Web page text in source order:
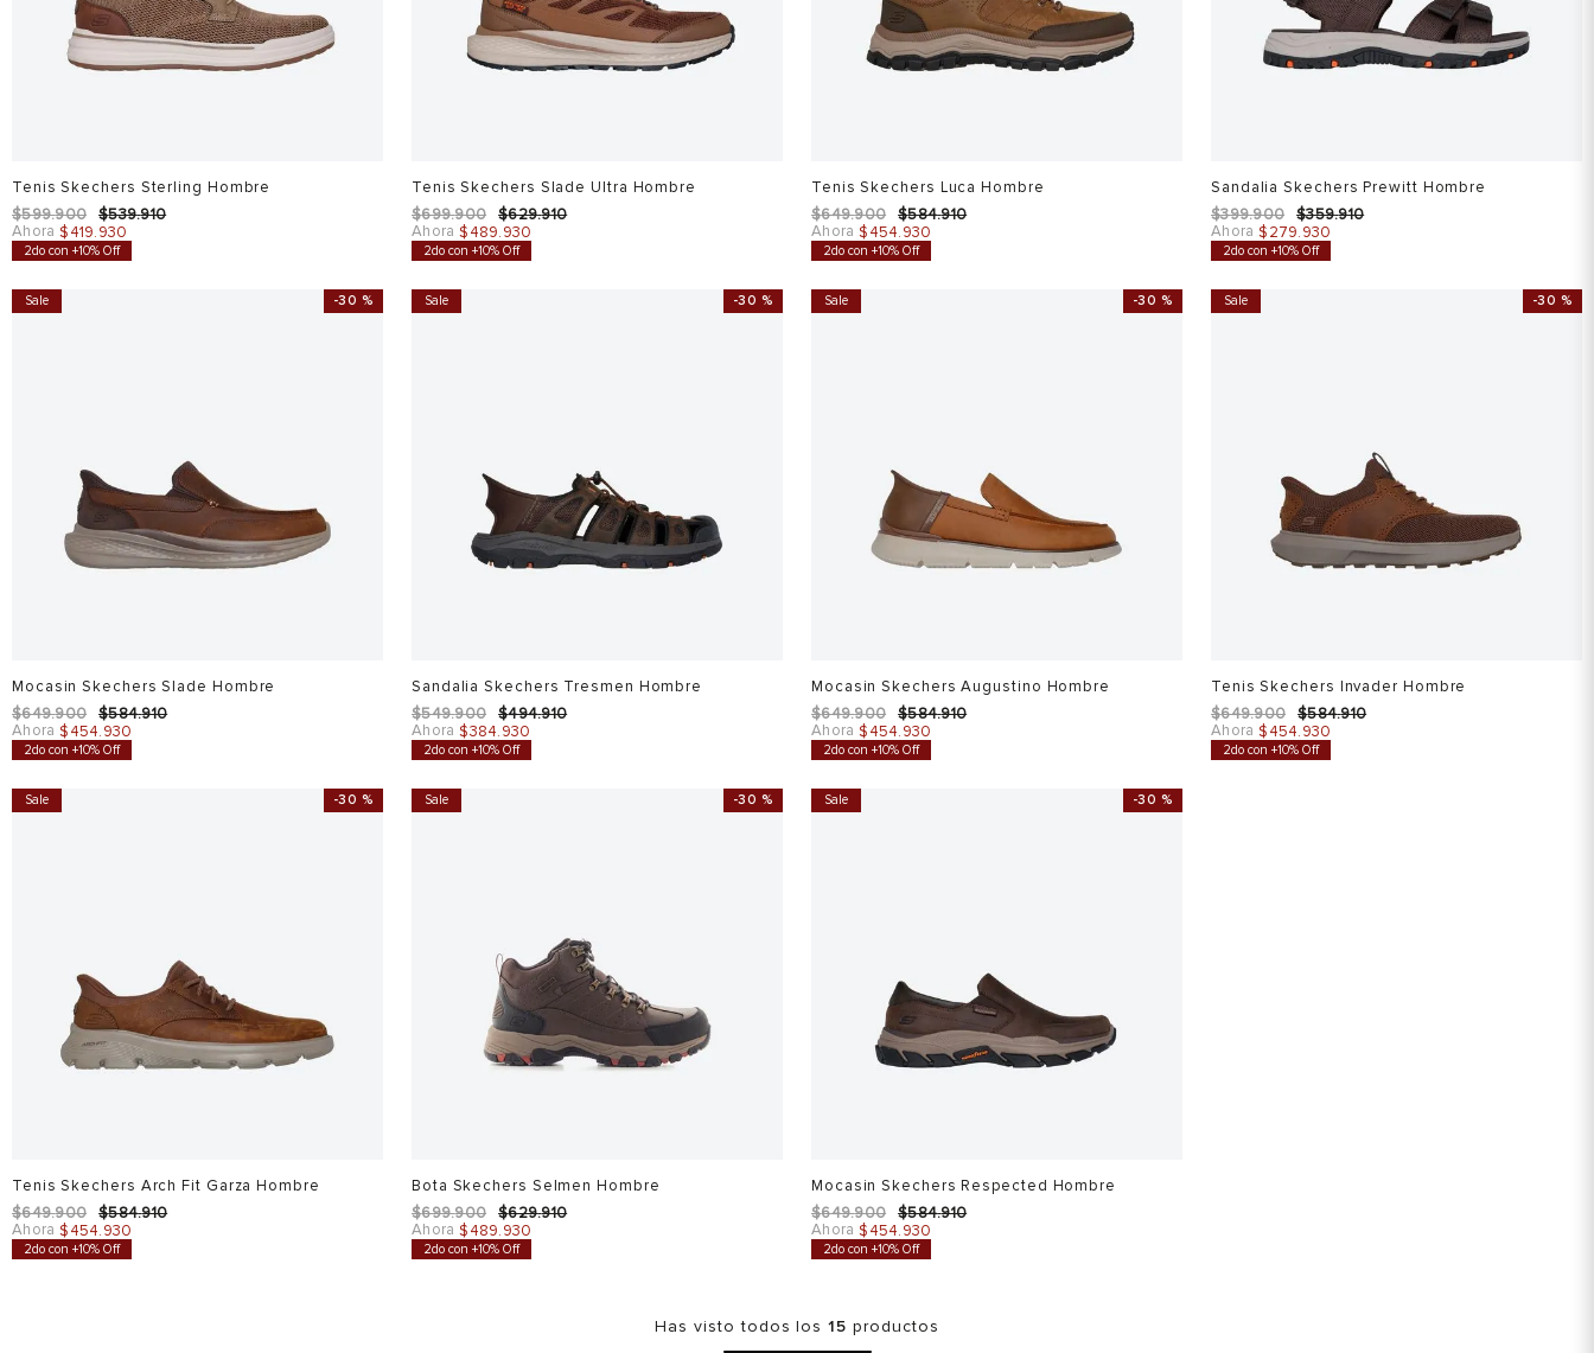
Tenis Skechers Sterling Hombre
$599.900 $539.910
Ahora $419.930
2do con +10% Off
Tenis Skechers Slade Ultra Hombre
$699.900 $629.910
Ahora $489.930
2do con +10% Off
Tenis Skechers Luca Hombre
$649.900 $584.910
Ahora $454.930
2do con +10% Off
Sandalia Skechers Prewitt Hombre
$399.900 $359.910
Ahora $279.930
2do con +10% Off
Sale -30 %
Mocasin Skechers Slade Hombre
$649.900 $584.910
Ahora $454.930
2do con +10% Off
Sale -30 %
Sandalia Skechers Tresmen Hombre
$549.900 $494.910
Ahora $384.930
2do con +10% Off
Sale -30 %
Mocasin Skechers Augustino Hombre
$649.900 $584.910
Ahora $454.930
2do con +10% Off
Sale -30 %
Tenis Skechers Invader Hombre
$649.900 $584.910
Ahora $454.930
2do con +10% Off
Sale -30 %
Tenis Skechers Arch Fit Garza Hombre
$649.900 $584.910
Ahora $454.930
2do con +10% Off
Sale -30 %
Bota Skechers Selmen Hombre
$699.900 $629.910
Ahora $489.930
2do con +10% Off
Sale -30 %
Mocasin Skechers Respected Hombre
$649.900 $584.910
Ahora $454.930
2do con +10% Off
Has visto todos los15 productos